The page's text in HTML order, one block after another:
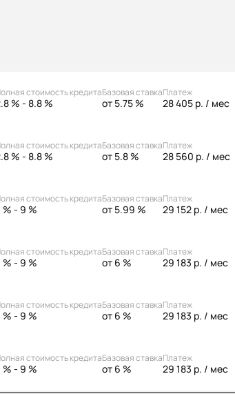
стоимость кредита
% - 8.8 %
Базовая ставка
от 5.75 %
Платеж
28 405 р. / мес
стоимость кредита
% - 8.8 %
Базовая ставка
от 5.8 %
Платеж
28 560 р. / мес
стоимость кредита
% - 9 %
Базовая ставка
от 5.99 %
Платеж
29 152 р. / мес
стоимость кредита
% - 9 %
Базовая ставка
от 6 %
Платеж
29 183 р. / мес
стоимость кредита
% - 9 %
Базовая ставка
от 6 %
Платеж
29 183 р. / мес
стоимость кредита
% - 9 %
Базовая ставка
от 6 %
Платеж
29 183 р. / мес